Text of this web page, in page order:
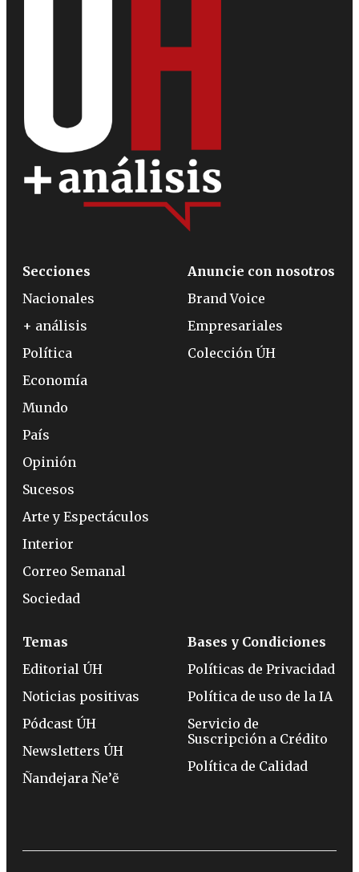
Secciones
Nacionales
+ análisis
Política
Economía
Mundo
País
Opinión
Sucesos
Arte y Espectáculos
Interior
Correo Semanal
Sociedad
Anuncie con nosotros
Brand Voice
Empresariales
Colección ÚH
Temas
Editorial ÚH
Noticias positivas
Pódcast ÚH
Newsletters ÚH
Ñandejara Ñe’ẽ
Bases y Condiciones
Políticas de Privacidad
Política de uso de la IA
Servicio de
Suscripción a Crédito
Política de Calidad